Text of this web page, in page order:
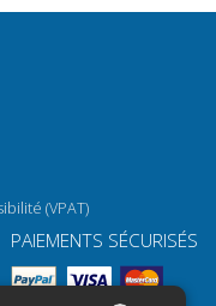
(VPAT)
PAIEMENTS SÉCURISÉS